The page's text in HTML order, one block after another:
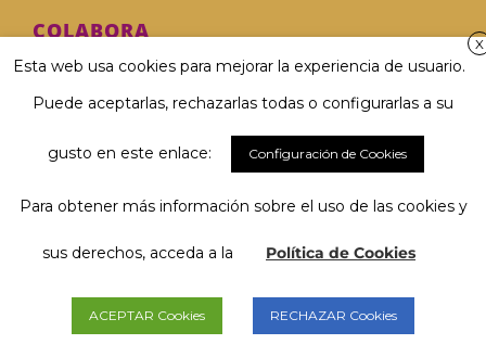
COLABORA
Hazte voluntari@
Hazte donante
Involucra a tu empresa
Deja tu legado solidario
X
Esta web usa cookies para mejorar la experiencia de usuario.
Puede aceptarlas, rechazarlas todas o configurarlas a su
gusto en este enlace: Configuración de Cookies
Para obtener más información sobre el uso de las cookies y
sus derechos, acceda a la Política de Cookies
ACEPTAR Cookies RECHAZAR Cookies
Hablar y ser comprendido/a...